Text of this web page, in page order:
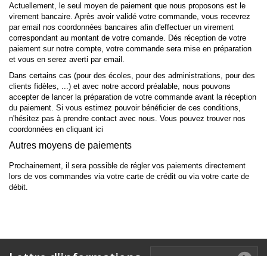
Actuellement, le seul moyen de paiement que nous proposons est le
virement bancaire. Après avoir validé votre commande, vous recevrez
par email nos coordonnées bancaires afin d'effectuer un virement
correspondant au montant de votre comande. Dés réception de votre
paiement sur notre compte, votre commande sera mise en préparation
et vous en serez averti par email.
Dans certains cas (pour des écoles, pour des administrations, pour des
clients fidèles, ...) et avec notre accord préalable, nous pouvons
accepter de lancer la préparation de votre commande avant la réception
du paiement. Si vous estimez pouvoir bénéficier de ces conditions,
n'hésitez pas à prendre contact avec nous. Vous pouvez trouver nos
coordonnées en cliquant ici
Autres moyens de paiements
Prochainement, il sera possible de régler vos paiements directement
lors de vos commandes via votre carte de crédit ou via votre carte de
débit.